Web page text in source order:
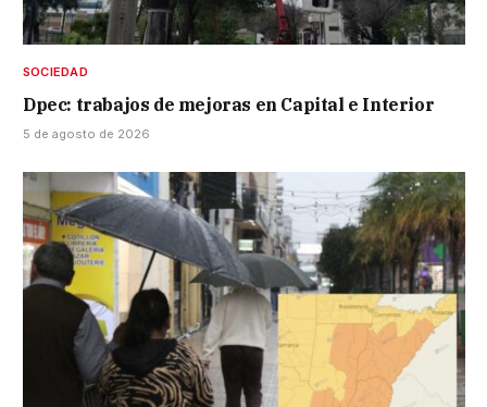
SOCIEDAD
Dpec: trabajos de mejoras en Capital e Interior
5 de agosto de 2026